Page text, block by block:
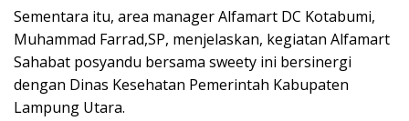
Sementara itu, area manager Alfamart DC Kotabumi,
Muhammad Farrad,SP, menjelaskan, kegiatan Alfamart
Sahabat posyandu bersama sweety ini bersinergi
dengan Dinas Kesehatan Pemerintah Kabupaten
Lampung Utara.